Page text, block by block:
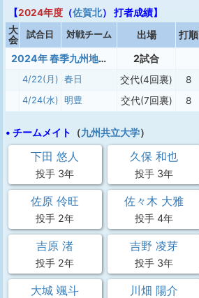
【2024年度 （佐賀北） 打者成績】
大
会
試合日 対戦チーム 出場 打順
2024年 春季九州地区大会 2試合
4/22(月) 春日 交代(4回裏) 8
4/24(水) 明豊 交代(7回裏) 8
• チームメイト （九州共立大学）
下田 悠人
投手 3年
久保 和也
投手 3年
佐原 伶旺
投手 2年
佐々木 大雅
投手 4年
吉原 渚
投手 2年
吉野 凌芽
投手 3年
大城 颯斗 川畑 陽介